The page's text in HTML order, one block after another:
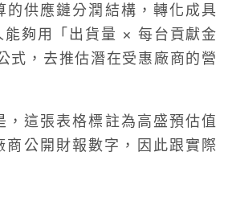
的供應鏈分潤結構，轉化成具
能夠用「出貨量 × 每台貢獻金
式，去推估潛在受惠廠商的營
，這張表格標註為高盛預估值
商公開財報數字，因此跟實際